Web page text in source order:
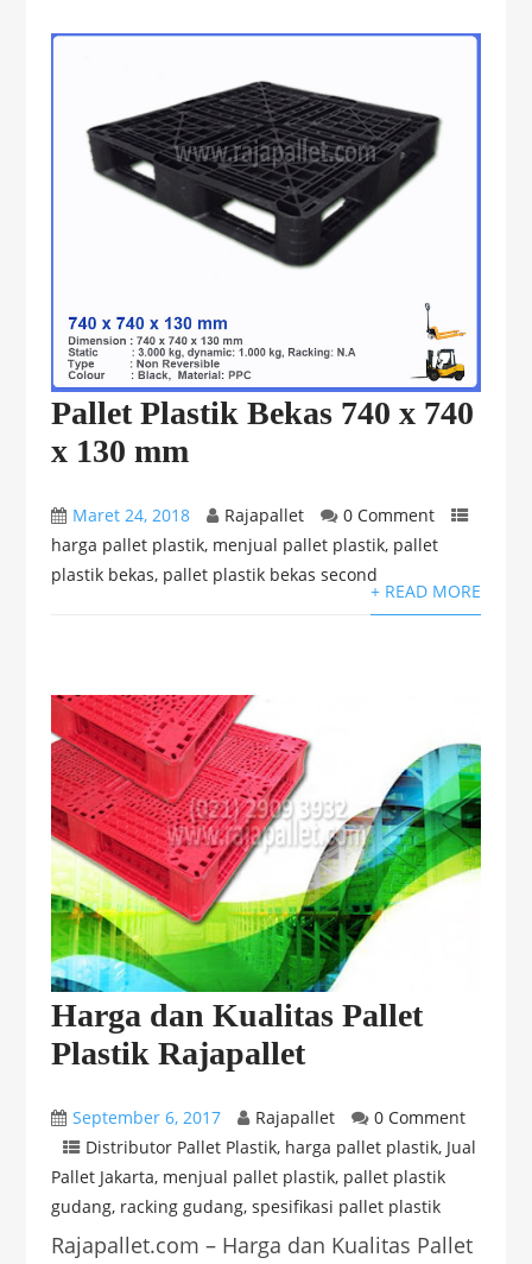
Pallet Plastik Bekas 740 x 740
x 130 mm
Maret 24, 2018 Rajapallet
0 Comment
harga pallet plastik, menjual pallet plastik, pallet
plastik bekas, pallet plastik bekas second
+ READ MORE
Harga dan Kualitas Pallet
Plastik Rajapallet
September 6, 2017 Rajapallet
0 Comment
Distributor Pallet Plastik, harga pallet plastik, Jual
Pallet Jakarta, menjual pallet plastik, pallet plastik
gudang, racking gudang, spesifikasi pallet plastik
Rajapallet.com – Harga dan Kualitas Pallet